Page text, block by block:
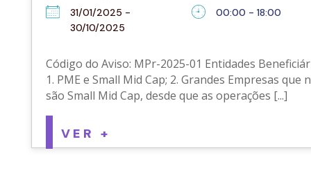
31/01/2025 -
30/10/2025
00:00 - 18:00
Código do Aviso: MPr-2025-01 Entidades
1. PME e Small Mid Cap; 2. Grandes Empresas que
são Small Mid Cap, desde que as operações [...]
VER +